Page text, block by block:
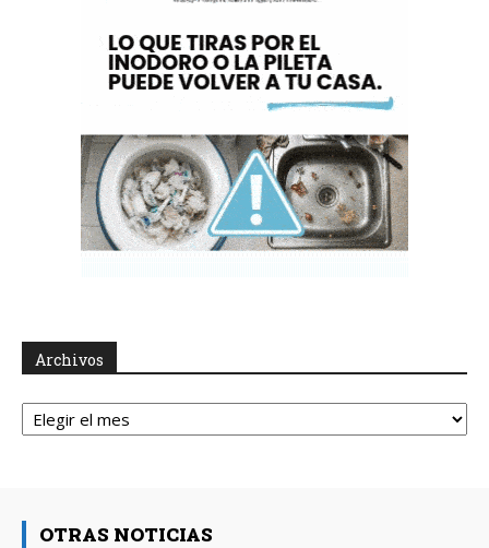
Archivos
Archivos
OTRAS NOTICIAS